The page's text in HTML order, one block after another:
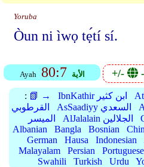
Yoruba
Òun ni ìwọ tẹ́tí sí.
Ayah 80:7 الأية +/-
: 📗 → IbnKathir ابن كثير
القرطوبي
AsSaadiyy السعدي
الميسر
AlJalalain الجلالين
Albanian
Bangla Bosnian
German
Hausa Indonesian
Malayalam
Persian Portuguese
Swahili
Turkish Urdu